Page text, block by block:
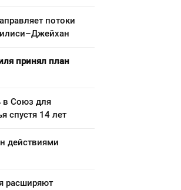
потоки
принял план
в Союз для
спустя 14 лет
действиями
расширяют